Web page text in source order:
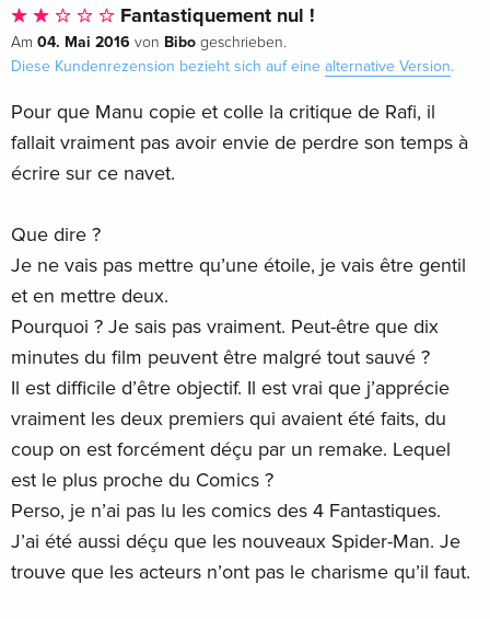
Fantastiquement nul !
Am 04. Mai 2016 von Bibo geschrieben.
Diese Kundenrezension bezieht sich auf eine alternative Version.
Pour que Manu copie et colle la critique de Rafi, il
fallait vraiment pas avoir envie de perdre son temps à
écrire sur ce navet.
Que dire ?
Je ne vais pas mettre qu’une étoile, je vais être gentil
et en mettre deux.
Pourquoi ? Je sais pas vraiment. Peut-être que dix
minutes du film peuvent être malgré tout sauvé ?
Il est difficile d’être objectif. Il est vrai que j’apprécie
vraiment les deux premiers qui avaient été faits, du
coup on est forcément déçu par un remake. Lequel
est le plus proche du Comics ?
Perso, je n’ai pas lu les comics des 4 Fantastiques.
J’ai été aussi déçu que les nouveaux Spider-Man. Je
trouve que les acteurs n’ont pas le charisme qu’il faut.